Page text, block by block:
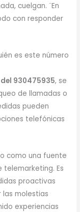
cuelgan. ¨En
con responder
es este número
930475935, se
de llamadas o
pueden
telefónicas
como una fuente
Es
proactivas
molestias
experiencias